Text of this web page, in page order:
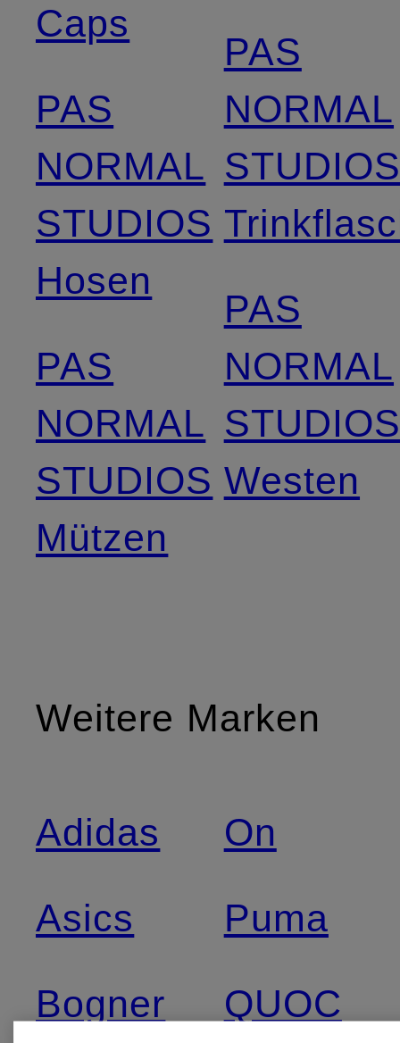
Caps
PAS
NORMAL
STUDIOS
Hosen
PAS
NORMAL
STUDIOS
Mützen
PAS
NORMAL
PAS
NORMAL
Westen
Weitere Marken
Adidas
Asics
Bogner
On
Puma
QUOC